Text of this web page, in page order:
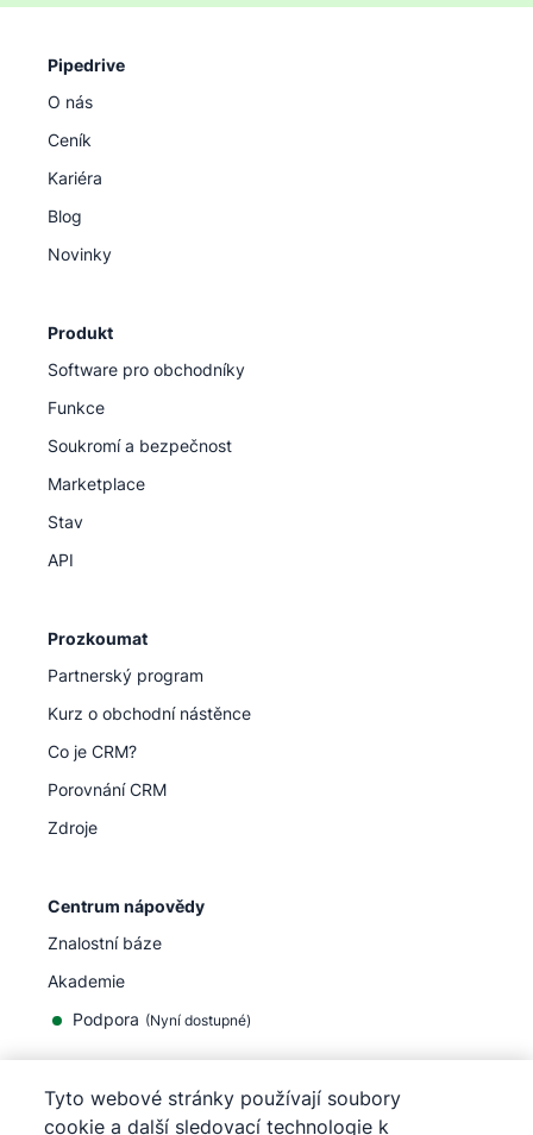
Pipedrive
O nás
Ceník
Kariéra
Blog
Novinky
Produkt
Software pro obchodníky
Funkce
Soukromí a bezpečnost
Marketplace
Stav
API
Prozkoumat
Partnerský program
Kurz o obchodní nástěnce
Co je CRM?
Porovnání CRM
Zdroje
Centrum nápovědy
Znalostní báze
Akademie
Podpora (Nyní dostupné)
Tyto webové stránky používají soubory
cookie a další sledovací technologie k